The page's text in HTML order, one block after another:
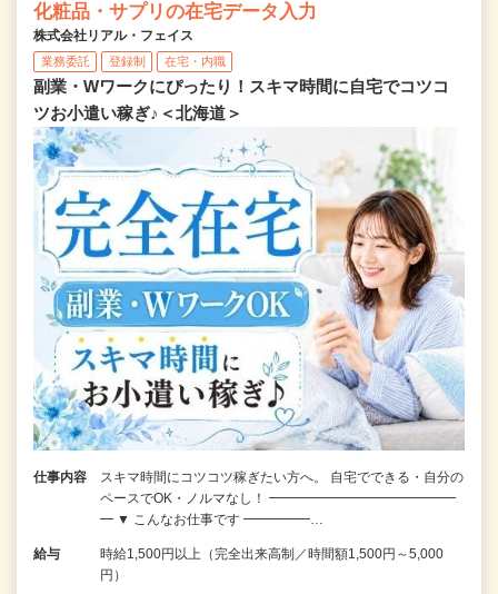
化粧品・サプリの在宅データ入力
株式会社リアル・フェイス
業務委託 登録制 在宅・内職
副業・Wワークにぴったり！スキマ時間に自宅でコツコ
ツお小遣い稼ぎ♪＜北海道＞
仕事内容
スキマ時間にコツコツ稼ぎたい方へ。 自宅でできる・自分の
ペースでOK・ノルマなし！ ━━━━━━━━━━━━━━
━ ▼ こんなお仕事です ━━━━━…
給与
時給1,500円以上（完全出来高制／時間額1,500円～5,000
円）